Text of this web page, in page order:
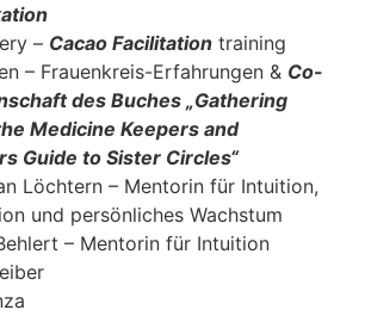
– Cacao Facilitation training
– Frauenkreis-Erfahrungen & Co-
des Buches „Gathering
Medicine Keepers and
Guide to Sister Circles“
Löchtern – Mentorin für Intuition,
und persönliches Wachstum
– Mentorin für Intuition